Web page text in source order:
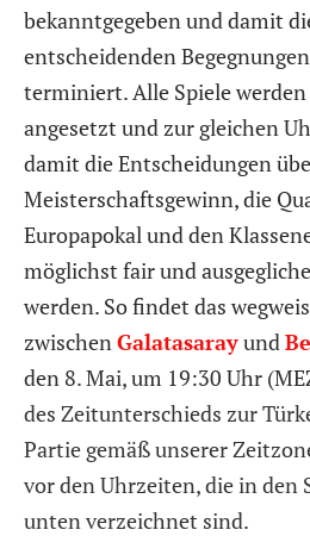
bekanntgegeben und damit
entscheidenden
terminiert. Alle Spiele werden
angesetzt und zur gleichen
damit die Entscheidungen
Meisterschaftsgewinn, die
Europapokal und den
möglichst fair und
werden. So findet das
zwischen Galatasarayund
den 8. Mai, um 19:30 Uhr
des Zeitunterschieds zur
Partie gemäß unserer
vor den Uhrzeiten, die in den
unten verzeichnet sind.